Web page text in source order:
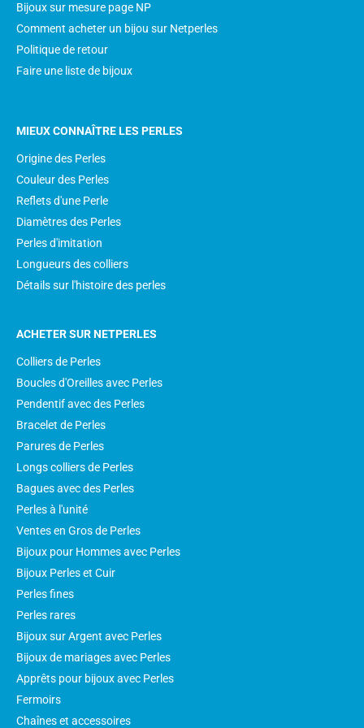
Bijoux sur mesure page NP
Comment acheter un bijou sur Netperles
Politique de retour
Faire une liste de bijoux
MIEUX CONNAÎTRE LES PERLES
Origine des Perles
Couleur des Perles
Reflets d'une Perle
Diamètres des Perles
Perles d'imitation
Longueurs des colliers
Détails sur l'histoire des perles
ACHETER SUR NETPERLES
Colliers de Perles
Boucles d'Oreilles avec Perles
Pendentif avec des Perles
Bracelet de Perles
Parures de Perles
Longs colliers de Perles
Bagues avec des Perles
Perles à l'unité
Ventes en Gros de Perles
Bijoux pour Hommes avec Perles
Bijoux Perles et Cuir
Perles fines
Perles rares
Bijoux sur Argent avec Perles
Bijoux de mariages avec Perles
Apprêts pour bijoux avec Perles
Fermoirs
Chaînes et accessoires